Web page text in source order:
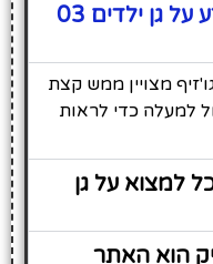
איפה אפשר למצוא מידע על גן ילדים 03
03 -סנט גו'זיף מצויין ממש קצת
למעלה כדי לראות
למצוא על גן
הוא האתר